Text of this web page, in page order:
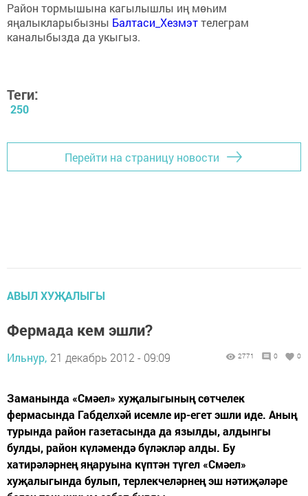
Район тормышына кагылышлы иң мөһим
яңалыкларыбызны Балтаси_Хезмэттелеграм
каналыбызда да укыгыз.
Теги:
250
Перейти на страницу новости
АВЫЛ ХУҖАЛЫГЫ
Фермада кем эшли?
Ильнур, 21 декабрь 2012 - 09:09 2771 0 0
Заманында «Смәел» хуҗалыгының сөтчелек
фермасында Габделхәй исемле ир-егет эшли иде. Аның
турында район газетасында да язылды, алдынгы
булды, район күләмендә бүләкләр алды. Бу
хатирәләрнең яңаруына күптән түгел «Смәел»
хуҗалыгында булып, терлекчеләрнең эш нәтиҗәләре